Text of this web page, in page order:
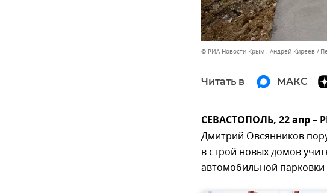
© РИА Новости Крым . Андрей Киреев
Читать в МАКС
СЕВАСТОПОЛЬ, 22 апр –
Дмитрий Овсянников
в строй новых домов
автомобильной